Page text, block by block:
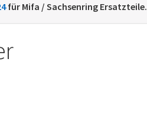
für Mifa / Sachsenring Ersatzteile.